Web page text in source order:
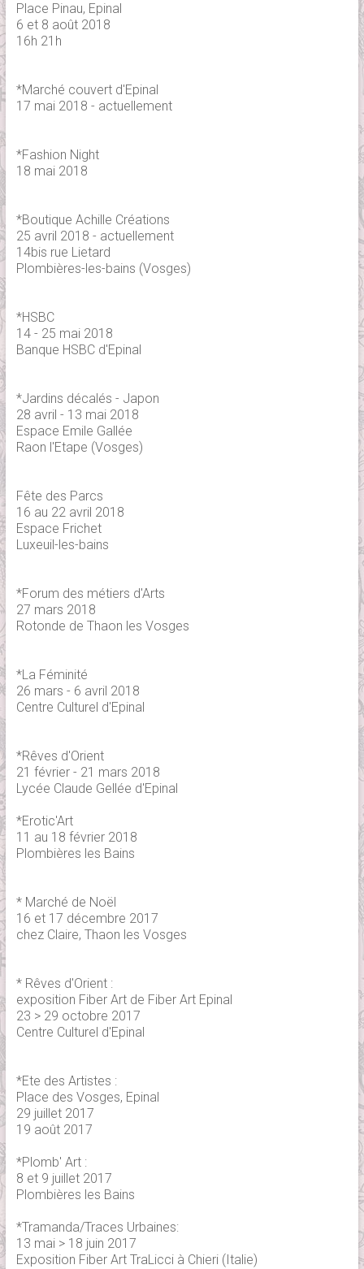
Place Pinau, Epinal
6 et 8 août 2018
16h 21h
*Marché couvert d'Epinal
17 mai 2018 - actuellement
*Fashion Night
18 mai 2018
*Boutique Achille Créations
25 avril 2018 - actuellement
14bis rue Lietard
Plombières-les-bains (Vosges)
*HSBC
14 - 25 mai 2018
Banque HSBC d'Epinal
*Jardins décalés - Japon
28 avril - 13 mai 2018
Espace Emile Gallée
Raon l'Etape (Vosges)
Fête des Parcs
16 au 22 avril 2018
Espace Frichet
Luxeuil-les-bains
*Forum des métiers d'Arts
27 mars 2018
Rotonde de Thaon les Vosges
*La Féminité
26 mars - 6 avril 2018
Centre Culturel d'Epinal
*Rêves d'Orient
21 février - 21 mars 2018
Lycée Claude Gellée d'Epinal
*Erotic'Art
11 au 18 février 2018
Plombières les Bains
* Marché de Noël
16 et 17 décembre 2017
chez Claire, Thaon les Vosges
* Rêves d'Orient :
exposition Fiber Art de Fiber Art Epinal
23 > 29 octobre 2017
Centre Culturel d'Epinal
*Ete des Artistes :
Place des Vosges, Epinal
29 juillet 2017
19 août 2017
*Plomb' Art :
8 et 9 juillet 2017
Plombières les Bains
*Tramanda/Traces Urbaines:
13 mai > 18 juin 2017
Exposition Fiber Art TraLicci à Chieri (Italie)